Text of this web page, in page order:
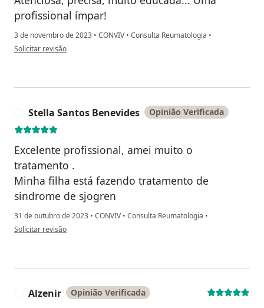
profissional ímpar!
3 de novembro de 2023 • CONVIV • Consulta Reumatologia •
na opinião do utilizador Dayana Viana
Solicitar revisão
Stella Santos Benevides Opinião Verificada
Excelente profissional, amei muito o
tratamento .
Minha filha está fazendo tratamento de
sindrome de sjogren
31 de outubro de 2023 • CONVIV • Consulta Reumatologia •
na opinião do utilizador Stella Santos Benevides
Solicitar revisão
Alzenir Opinião Verificada